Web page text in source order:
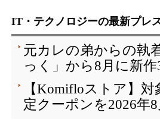
IT・テクノロジーの最新プレ
元カレの弟からの執
っく」から8月に新
【Komifloストア】
定クーポンを2026年